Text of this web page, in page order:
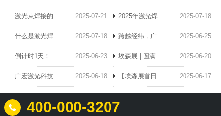
2025-07-21
激光束焊接的工作原理广宏激光的详细指南 2025-07-18
2025年激光焊机价格区间
2025-07-18
什么是激光焊接？ 2025-06-25
跨越经纬，广宏悦达携光热奔赴慕尼黑之约
2025-06-23
倒计时1天！广宏悦达邀您共赴第27届德国慕尼黑国际光博会 2025-06-20
埃森展 | 圆满收官，载誉而归！广宏悦达全球化战略再进阶
2025-06-18
广宏激光科技增加证书认证 2025-06-17
【埃森展首日直击】广宏悦达火力全开，燃爆上海！
400-000-3207